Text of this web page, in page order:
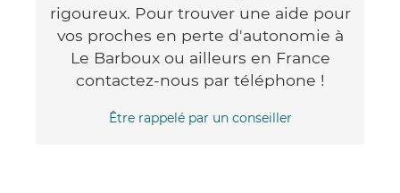
rigoureux. Pour trouver une aide pour
vos proches en perte d'autonomie à
Le Barboux ou ailleurs en France
contactez-nous par téléphone !
Être rappelé par un conseiller